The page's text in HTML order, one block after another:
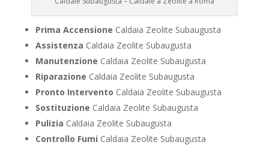
Prima Accensione Caldaia Zeolite Subaugusta
Assistenza Caldaia Zeolite Subaugusta
Manutenzione Caldaia Zeolite Subaugusta
Riparazione Caldaia Zeolite Subaugusta
Pronto Intervento Caldaia Zeolite Subaugusta
Sostituzione Caldaia Zeolite Subaugusta
Pulizia Caldaia Zeolite Subaugusta
Controllo Fumi Caldaia Zeolite Subaugusta